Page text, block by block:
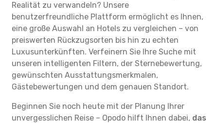
Realität zu verwandeln? Unsere
benutzerfreundliche Plattform ermöglicht es Ihnen,
eine große Auswahl an Hotels zu vergleichen – von
preiswerten Rückzugsorten bis hin zu echten
Luxusunterkünften. Verfeinern Sie Ihre Suche mit
unseren intelligenten Filtern, der Sternebewertung,
gewünschten Ausstattungsmerkmalen,
Gästebewertungen und dem genauen Standort.
Beginnen Sie noch heute mit der Planung Ihrer
unvergesslichen Reise – Opodo hilft Ihnen dabei, das